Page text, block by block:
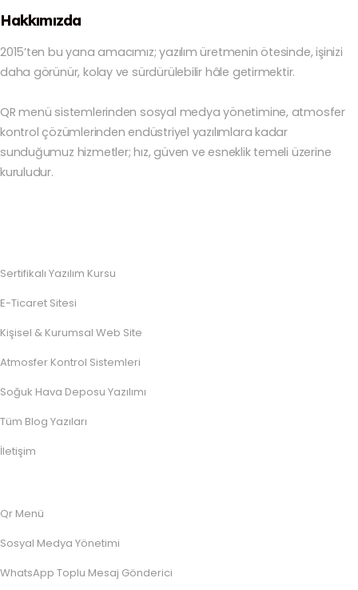
Hakkımızda
2015’ten bu yana amacımız; yazılım üretmenin ötesinde, işinizi
daha görünür, kolay ve sürdürülebilir hâle getirmektir.
QR menü sistemlerinden sosyal medya yönetimine, atmosfer
kontrol çözümlerinden endüstriyel yazılımlara kadar
sunduğumuz hizmetler; hız, güven ve esneklik temeli üzerine
kuruludur.
Sertifikalı Yazılım Kursu
E-Ticaret Sitesi
Kişisel & Kurumsal Web Site
Atmosfer Kontrol Sistemleri
Soğuk Hava Deposu Yazılımı
Tüm Blog Yazıları
İletişim
Qr Menü
Sosyal Medya Yönetimi
WhatsApp Toplu Mesaj Gönderici